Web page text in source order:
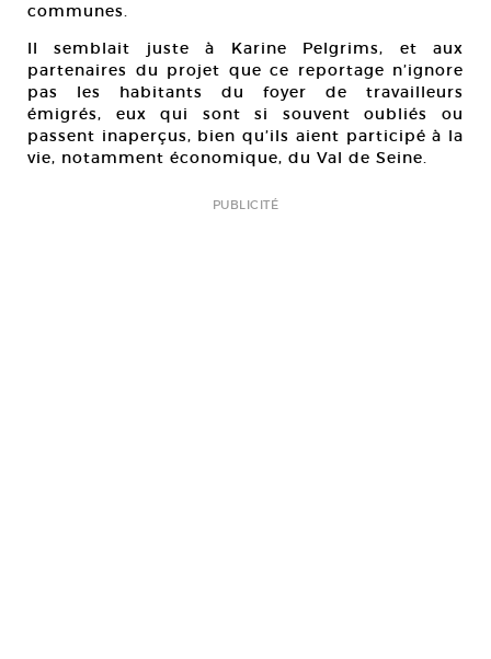
communes.
Il semblait juste à Karine Pelgrims, et aux
partenaires du projet que ce reportage n’ignore
pas les habitants du foyer de travailleurs
émigrés, eux qui sont si souvent oubliés ou
passent inaperçus, bien qu’ils aient participé à la
vie, notamment économique, du Val de Seine.
PUBLICITÉ